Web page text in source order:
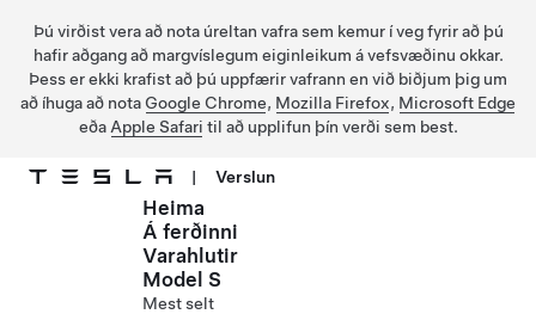
Þú virðist vera að nota úreltan vafra sem kemur í veg fyrir að þú
hafir aðgang að margvíslegum eiginleikum á vefsvæðinu okkar.
Þess er ekki krafist að þú uppfærir vafrann en við biðjum þig um
að íhuga að nota Google Chrome, Mozilla Firefox, Microsoft Edge
eða Apple Safari til að upplifun þín verði sem best.
| Verslun
Heima
Á ferðinni
Varahlutir
Model S
Mest selt